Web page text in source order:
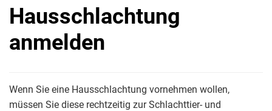
Hausschlachtung
anmelden
Wenn Sie eine Hausschlachtung vornehmen wollen,
müssen Sie diese rechtzeitig zur Schlachttier- und